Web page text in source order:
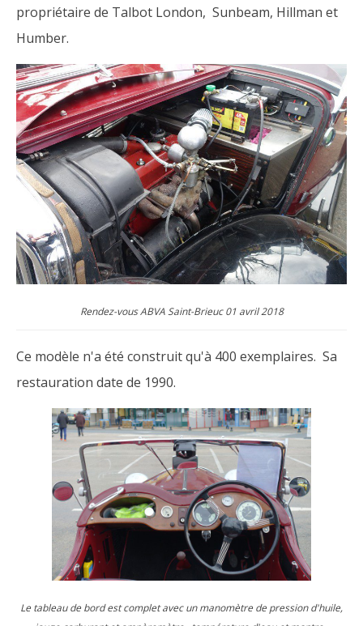
propriétaire de Talbot London, Sunbeam, Hillman et
Humber.
Rendez-vous ABVA Saint-Brieuc 01 avril 2018
Ce modèle n'a été construit qu'à 400 exemplaires. Sa
restauration date de 1990.
Le tableau de bord est complet avec un manomètre de pression d'huile,